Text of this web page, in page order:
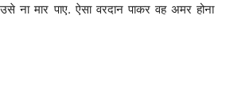
ना मार पाए. ऐसा वरदान पाकर वह अमर होना